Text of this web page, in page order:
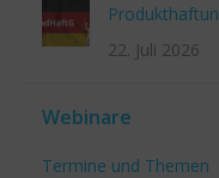
22. Juli 2026
Webinare
Termine und Themen